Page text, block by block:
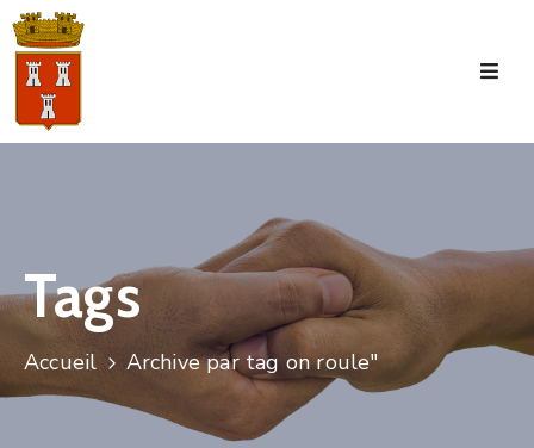
Accueil
Manifestations
Vie
Municipale
Tags
Accueil Archive par tag on roule"